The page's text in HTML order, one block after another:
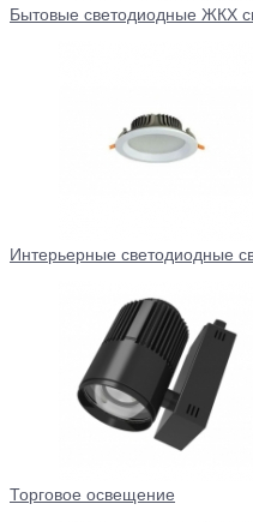
Бытовые светодиодные ЖКХ
Интерьерные светодиодные
Торговое освещение